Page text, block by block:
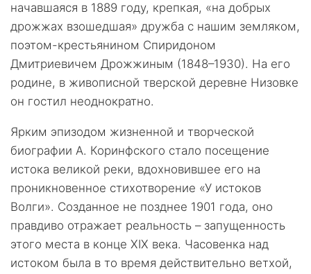
начавшаяся в 1889 году, крепкая, «на добрых
дрожжах взошедшая» дружба с нашим земляком,
поэтом-крестьянином Спиридоном
Дмитриевичем Дрожжиным (1848–1930). На его
родине, в живописной тверской деревне Низовке
он гостил неоднократно.
Ярким эпизодом жизненной и творческой
биографии А. Коринфского стало посещение
истока великой реки, вдохновившее его на
проникновенное стихотворение «У истоков
Волги». Созданное не позднее 1901 года, оно
правдиво отражает реальность – запущенность
этого места в конце XIX века. Часовенка над
истоком была в то время действительно ветхой,